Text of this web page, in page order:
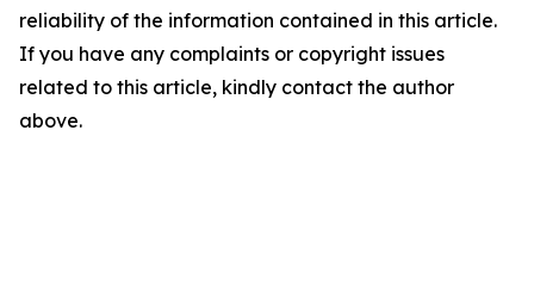
reliability of the information contained in this article.
If you have any complaints or copyright issues
related to this article, kindly contact the author
above.